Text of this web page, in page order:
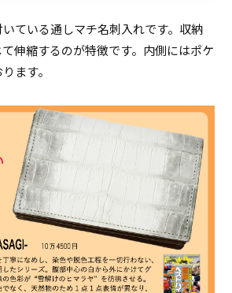
ている通しマチ名刺入れです。収納
伸縮するのが特徴です。内側にはポケ
ます。